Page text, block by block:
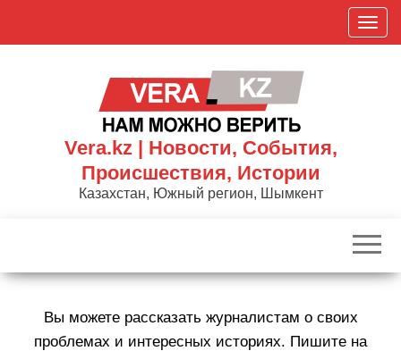
П
о
к
р
Vera.kz | Новости, События,
Происшествия, Истории
Казахстан, Южный регион, Шымкент
Вы можете рассказать журналистам о своих
проблемах и интересных историях. Пишите на